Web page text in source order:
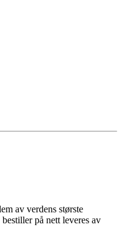
av verdens største
på nett leveres av